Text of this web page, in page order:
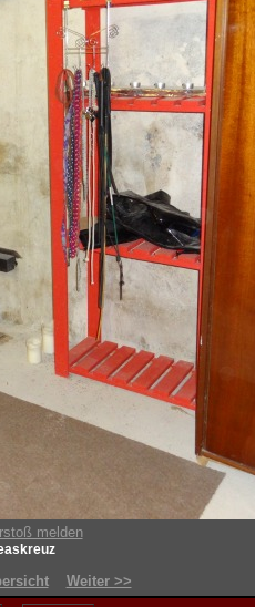
melden
Weiter >>